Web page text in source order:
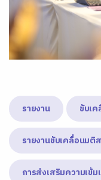
รายงาน ขับเ
รายงานขับเคลื่อนมติ
การส่งเสริมความเข้